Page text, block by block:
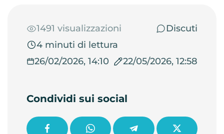
1491 visualizzazioni
Discuti
4 minuti di lettura
26/02/2026, 14:10
22/05/2026, 12:58
Condividi sui social